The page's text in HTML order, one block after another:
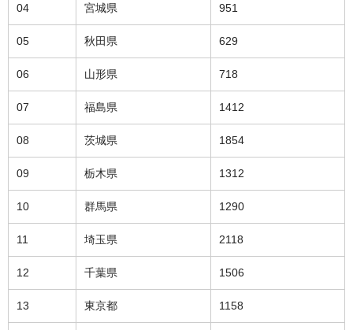
04 宮城県 951
05 秋田県 629
06 山形県 718
07 福島県 1412
08 茨城県 1854
09 栃木県 1312
10 群馬県 1290
11 埼玉県 2118
12 千葉県 1506
13 東京都 1158